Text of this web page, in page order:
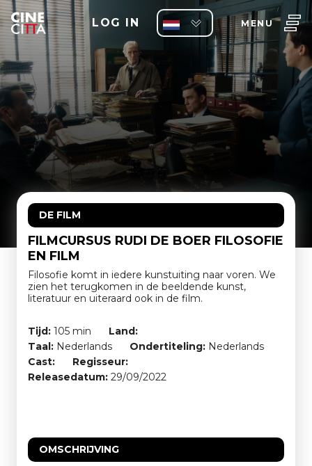
LOG IN MENU
DE FILM
FILMCURSUS RUDI DE BOER FILOSOFIE
EN FILM
Filosofie komt in iedere kunstuiting naar voren. We
zien het terugkomen in de beeldende kunst,
literatuur en uiteraard ook in de film.
Tijd: 105 min
Land:
Taal: Nederlands Ondertiteling: Nederlands
Cast:
Regisseur:
Releasedatum: 29/09/2022
OMSCHRIJVING